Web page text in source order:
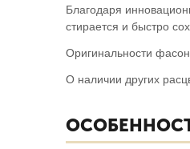
Благодаря
стирается и быстро
Оригинальности
О наличии других